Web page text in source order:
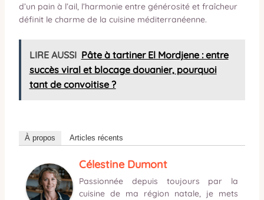
d’un pain à l’ail, l’harmonie entre générosité et fraîcheur
définit le charme de la cuisine méditerranéenne.
LIRE AUSSI Pâte à tartiner El Mordjene : entre
succès viral et blocage douanier, pourquoi
tant de convoitise ?
À propos Articles récents
Célestine Dumont
Passionnée depuis toujours par la
cuisine de ma région natale, je mets